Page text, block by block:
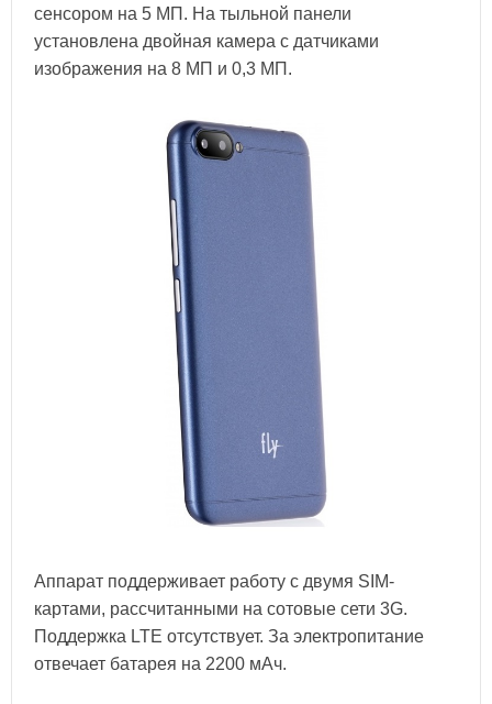
сенсором на 5 МП. На тыльной панели
установлена двойная камера с датчиками
изображения на 8 МП и 0,3 МП.
Аппарат поддерживает работу с двумя SIM-
картами, рассчитанными на сотовые сети 3G.
Поддержка LTE отсутствует. За электропитание
отвечает батарея на 2200 мАч.